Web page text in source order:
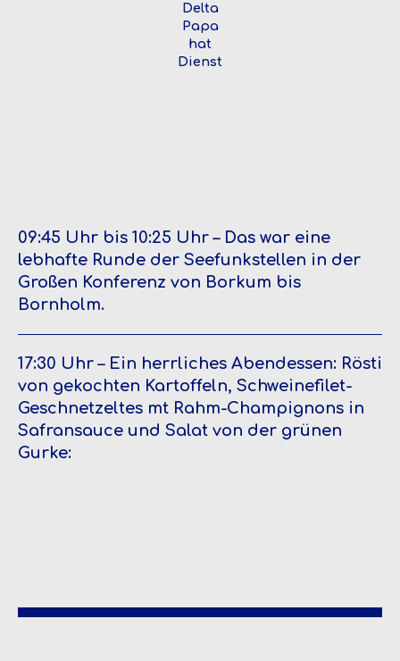
Delta
Papa
hat
Dienst
09:45 Uhr bis 10:25 Uhr – Das war eine
lebhafte Runde der Seefunkstellen in der
Großen Konferenz von Borkum bis
Bornholm.
17:30 Uhr – Ein herrliches Abendessen: Rösti
von gekochten Kartoffeln, Schweinefilet-
Geschnetzeltes mt Rahm-Champignons in
Safransauce und Salat von der grünen
Gurke: